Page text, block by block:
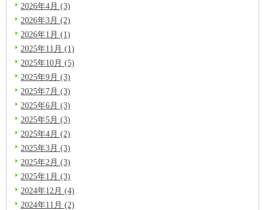
2026年4月 (3)
2026年3月 (2)
2026年1月 (1)
2025年11月 (1)
2025年10月 (5)
2025年9月 (3)
2025年7月 (3)
2025年6月 (3)
2025年5月 (3)
2025年4月 (2)
2025年3月 (3)
2025年2月 (3)
2025年1月 (3)
2024年12月 (4)
2024年11月 (2)